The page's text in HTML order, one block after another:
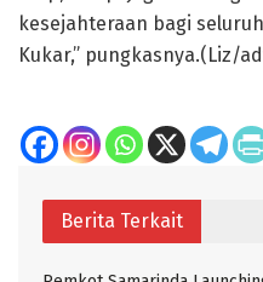
kesejahteraan bagi
Kukar,” pungkasnya.(Liz/
Berita Terkait